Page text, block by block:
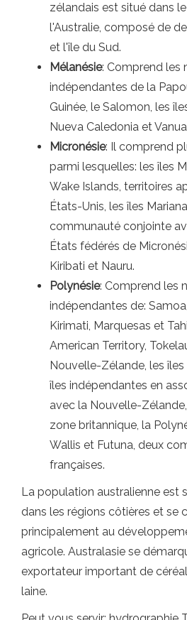
zélandais est situé dans
l'Australie, composé de
et l'île du Sud.
Mélanésie: Comprend les
indépendantes de la
Guinée, le Salomon, les
Nueva Caledonia et
Micronésie: Il comprend
parmi lesquelles: les îles
Wake Islands, territoires
États-Unis, les îles
communauté conjointe
États fédérés de
Kiribati et Nauru.
Polynésie: Comprend les
indépendantes de:
Kirimati, Marquesas et
American Territory,
Nouvelle-Zélande, les
îles indépendantes en
avec la Nouvelle-
zone britannique, la
Wallis et Futuna, deux
françaises.
La population australienne est
dans les régions côtières et se
principalement au
agricole. Australasie se
exportateur important de
laine.